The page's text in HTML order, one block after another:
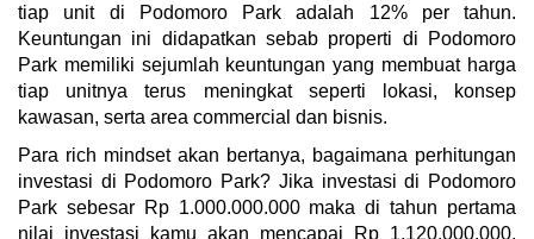
tiap unit di Podomoro Park adalah 12% per tahun.
Keuntungan ini didapatkan sebab properti di Podomoro
Park memiliki sejumlah keuntungan yang membuat harga
tiap unitnya terus meningkat seperti lokasi, konsep
kawasan, serta area commercial dan bisnis.
Para rich mindset akan bertanya, bagaimana perhitungan
investasi di Podomoro Park? Jika investasi di Podomoro
Park sebesar Rp 1.000.000.000 maka di tahun pertama
nilai investasi kamu akan mencapai Rp 1.120.000.000.